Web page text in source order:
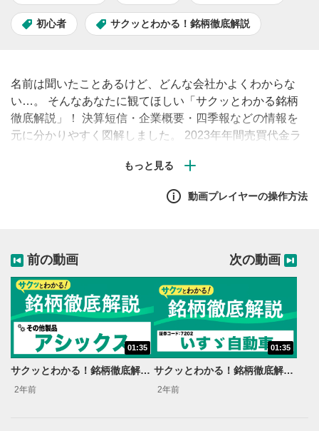
初心者 サクッとわかる！銘柄徹底解説
名前は聞いたことあるけど、どんな会社かよくわからな
い…。 そんなあなたに観てほしい「サクッとわかる銘柄
徹底解説」！ 決算短信・企業概要・四季報などの情報を
元に分かりやすく図解しました。 2023年年間売買代金ラ
開した本シリーズ動画で取り扱っていない銘柄をピックア
ップして順次ご紹介します。 #日本株 #初心者 #解説
動画プレイヤーの操作方法
前の動画
01:35
サクッとわかる！銘柄徹底解説〜アシックス～
2年前
次の動画
01:35
サクッとわかる！銘柄徹底解説〜いすゞ自動車～
2年前